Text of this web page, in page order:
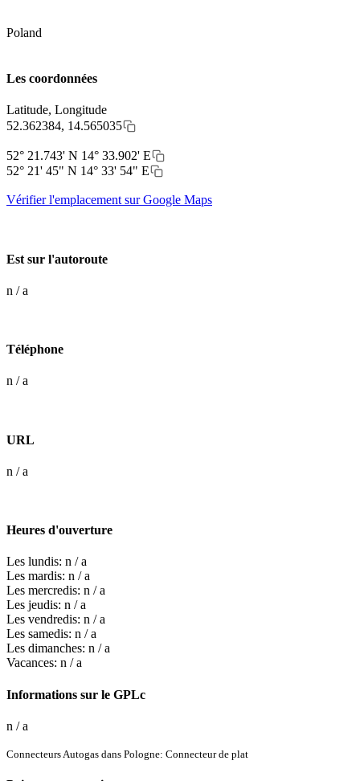
Poland
Les coordonnées
Latitude, Longitude
52.362384, 14.565035
52° 21.743' N 14° 33.902' E
52° 21' 45" N 14° 33' 54" E
Vérifier l'emplacement sur Google Maps
Est sur l'autoroute
n / a
Téléphone
n / a
URL
n / a
Heures d'ouverture
Les lundis: n / a
Les mardis: n / a
Les mercredis: n / a
Les jeudis: n / a
Les vendredis: n / a
Les samedis: n / a
Les dimanches: n / a
Vacances: n / a
Informations sur le GPLc
n / a
Connecteurs Autogas dans Pologne: Connecteur de plat